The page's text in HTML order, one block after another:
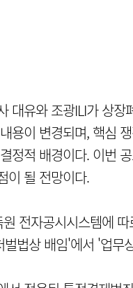
대유와 조광ILI가 상
용이 변경되며, 핵심
정적 배경이다. 이번
이 될 전망이다.
전자공시시스템에
벌법상 배임'에서 '업무